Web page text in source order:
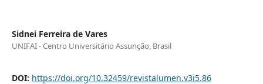
Sidnei Ferreira de Vares
UNIFAI - Centro Universitário Assunção, Brasil
DOI: https://doi.org/10.32459/revistalumen.v3i5.86